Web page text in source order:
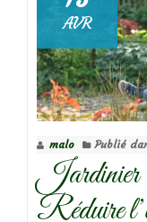
AVR
malo Publié
Jardinier
Réduire